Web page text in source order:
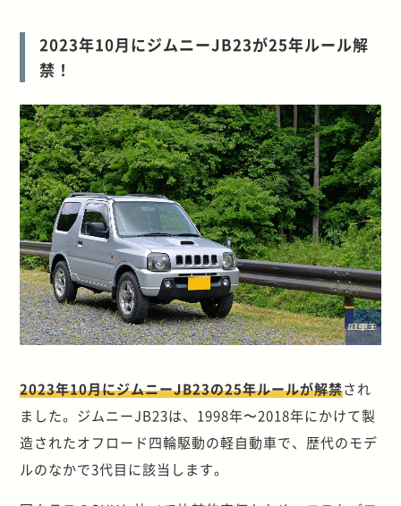
2023年10月にジムニーJB23が25年ルール解
禁！
2023年10月にジムニーJB23の25年ルールが解禁され
ました。ジムニーJB23は、1998年〜2018年にかけて製
造されたオフロード四輪駆動の軽自動車で、歴代のモデ
ルのなかで3代目に該当します。